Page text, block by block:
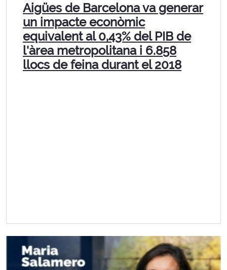
Aigües de Barcelona va generar
un impacte econòmic
equivalent al 0,43% del PIB de
l'àrea metropolitana i 6.858
llocs de feina durant el 2018